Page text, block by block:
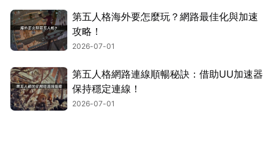
第五人格海外要怎麼玩？網路最佳化與加速
攻略！
2026-07-01
第五人格網路連線順暢秘訣：借助UU加速器
保持穩定連線！
2026-07-01